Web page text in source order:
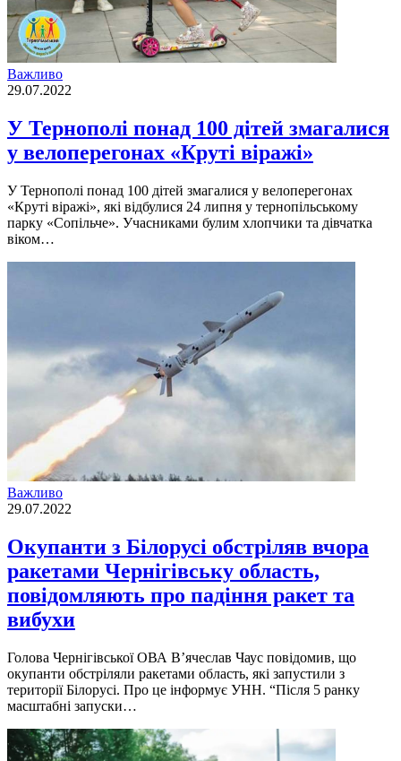
Важливо
29.07.2022
У Тернополі понад 100 дітей змагалися
у велоперегонах «Круті віражі»
У Тернополi понад 100 дiтей змагалися у велоперегонах
«Крутi вiражi», якi вiдбулися 24 липня у тернопiльському
парку «Сопiльче». Учасниками булим хлопчики та дiвчатка
вiком…
Важливо
29.07.2022
Окупанти з Білорусі обстріляв вчора
ракетами Чернігівську область,
повідомляють про падіння ракет та
вибухи
Голова Чернігівської ОВА Вʼячеслав Чаус повідомив, що
окупанти обстріляли ракетами область, які запустили з
території Білорусі. Про це інформує УНН. “Після 5 ранку
масштабні запуски…